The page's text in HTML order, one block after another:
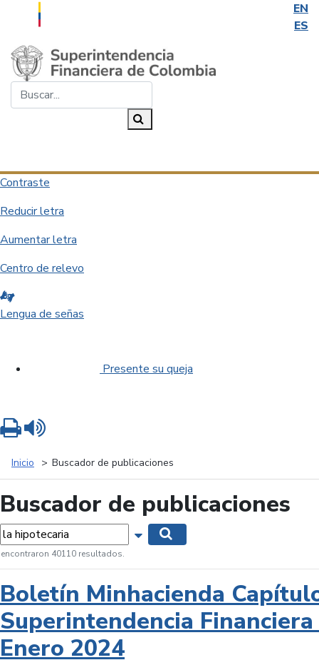
EN
ES
Saltar al contenido principal
Contraste
Reducir letra
Aumentar letra
Centro de relevo
Lengua de señas
Presente su queja
Inicio Buscador de publicaciones
Buscador de publicaciones
Mostrar opciones de búsqueda
encontraron 40110 resultados.
Boletín Minhacienda
Superintendencia
Enero 2024
Imprimir